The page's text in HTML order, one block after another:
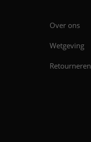
Over ons
Wetgeving
Retourneren